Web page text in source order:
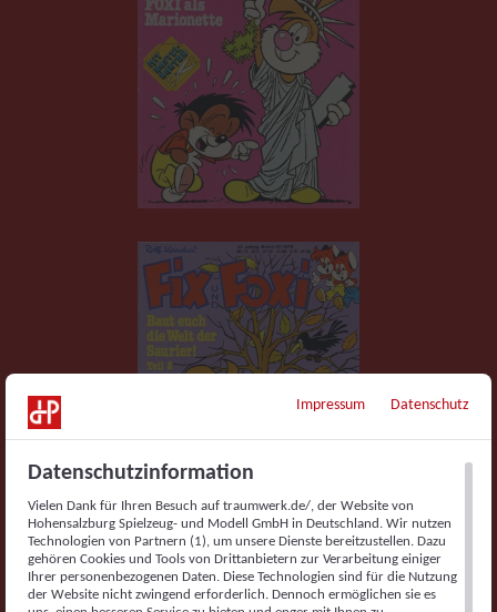
Impressum Datenschutz
Datenschutzinformation
Vielen Dank für Ihren Besuch auf traumwerk.de/, der Website von
Hohensalzburg Spielzeug- und Modell GmbH in Deutschland. Wir nutzen
Technologien von Partnern (1), um unsere Dienste bereitzustellen. Dazu
gehören Cookies und Tools von Drittanbietern zur Verarbeitung einiger
Ihrer personenbezogenen Daten. Diese Technologien sind für die Nutzung
der Website nicht zwingend erforderlich. Dennoch ermöglichen sie es